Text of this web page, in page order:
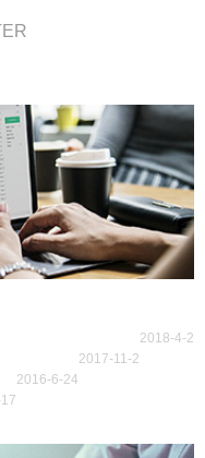
2018-4-2
2017-11-2
2016-6-24